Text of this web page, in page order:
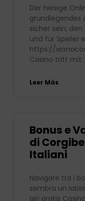
Der hiesige
grundlegendes
sicher sein,
und für Spieler
https://
Casino tritt mit
Leer Más
Bonus e
di
Italiani
Navigare tra i
sembra un
giri gratis